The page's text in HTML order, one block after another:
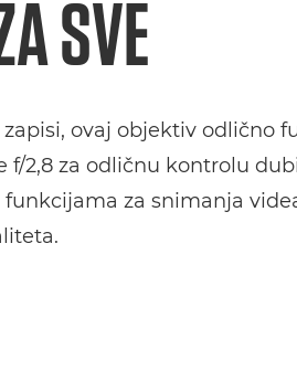
SVE
ovaj objektiv odlično
2,8 za odličnu kontrolu
za snimanja